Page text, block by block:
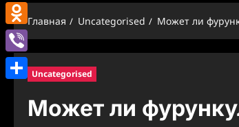
Главная Uncategorised Может ли
Uncategorised
Может ли
WhatsApp
Odnoklassniki
Viber